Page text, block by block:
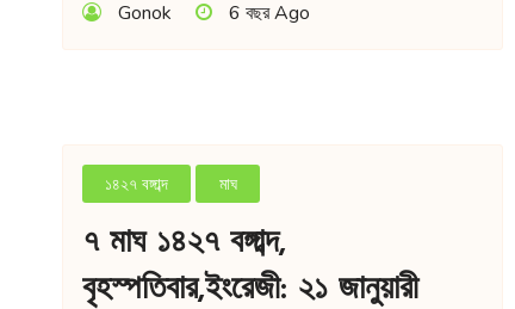
Gonok 6 বছর Ago
১৪২৭ বঙ্গাব্দ মাঘ
৭ মাঘ ১৪২৭ বঙ্গাব্দ,
বৃহস্পতিবার,ইংরেজী: ২১ জানুয়ারী